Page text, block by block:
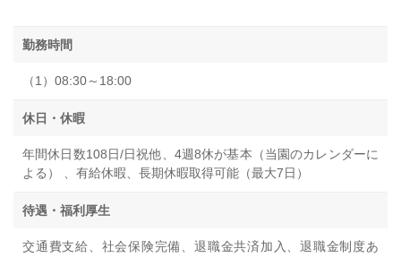
勤務時間
（1）08:30～18:00
休日・休暇
年間休日数108日/日祝他、4週8休が基本（当園のカレンダーに
よる） 、有給休暇、長期休暇取得可能（最大7日）
待遇・福利厚生
交通費支給、社会保険完備、退職金共済加入、退職金制度あ